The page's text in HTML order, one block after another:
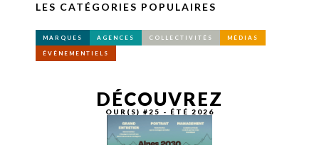
LES CATÉGORIES POPULAIRES
MARQUES AGENCES COLLECTIVITÉS MÉDIAS
ÉVÉNEMENTIELS
DÉCOUVREZ
OUR(S) #25 - ÉTÉ 2026